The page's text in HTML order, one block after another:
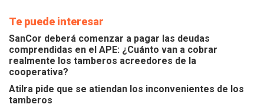
Te puede interesar
SanCor deberá comenzar a pagar las deudas
comprendidas en el APE: ¿Cuánto van a cobrar
realmente los tamberos acreedores de la
cooperativa?
Atilra pide que se atiendan los inconvenientes de los
tamberos